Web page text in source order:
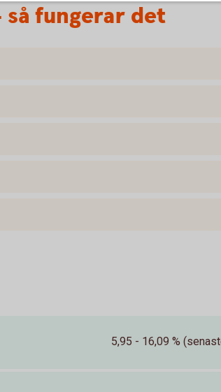
så fungerar det
5,95 - 16,09 %